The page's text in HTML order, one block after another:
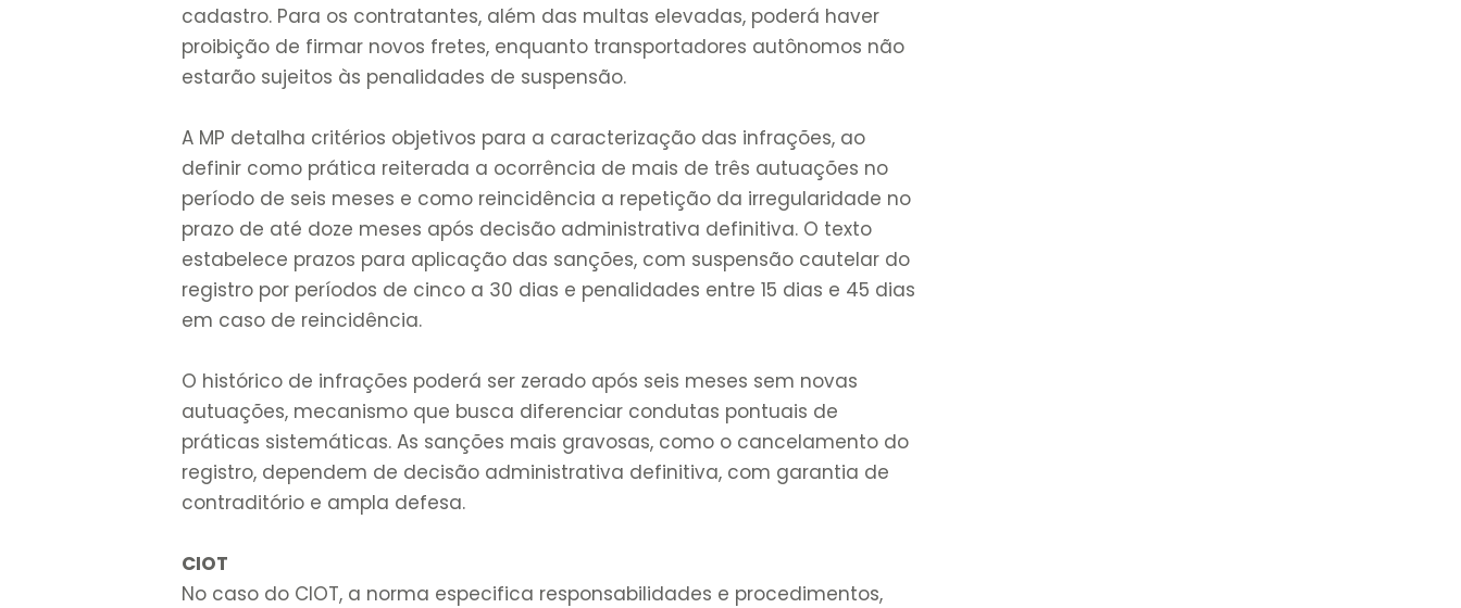
cadastro. Para os contratantes, além das multas elevadas, poderá haver
proibição de firmar novos fretes, enquanto transportadores autônomos não
estarão sujeitos às penalidades de suspensão.
A MP detalha critérios objetivos para a caracterização das infrações, ao
definir como prática reiterada a ocorrência de mais de três autuações no
período de seis meses e como reincidência a repetição da irregularidade no
prazo de até doze meses após decisão administrativa definitiva. O texto
estabelece prazos para aplicação das sanções, com suspensão cautelar do
registro por períodos de cinco a 30 dias e penalidades entre 15 dias e 45 dias
em caso de reincidência.
O histórico de infrações poderá ser zerado após seis meses sem novas
autuações, mecanismo que busca diferenciar condutas pontuais de
práticas sistemáticas. As sanções mais gravosas, como o cancelamento do
registro, dependem de decisão administrativa definitiva, com garantia de
contraditório e ampla defesa.
CIOT
No caso do CIOT, a norma especifica responsabilidades e procedimentos,